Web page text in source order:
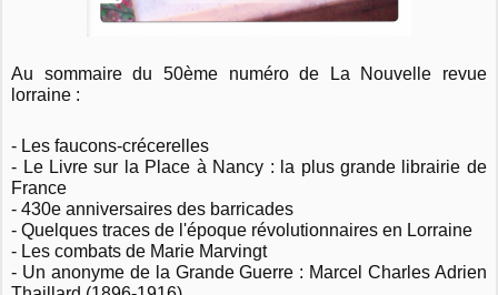
Au sommaire du 50ème numéro de La Nouvelle revue
lorraine :
- Les faucons-crécerelles
- Le Livre sur la Place à Nancy : la plus grande librairie de
France
- 430e anniversaires des barricades
- Quelques traces de l'époque révolutionnaires en Lorraine
- Les combats de Marie Marvingt
- Un anonyme de la Grande Guerre : Marcel Charles Adrien